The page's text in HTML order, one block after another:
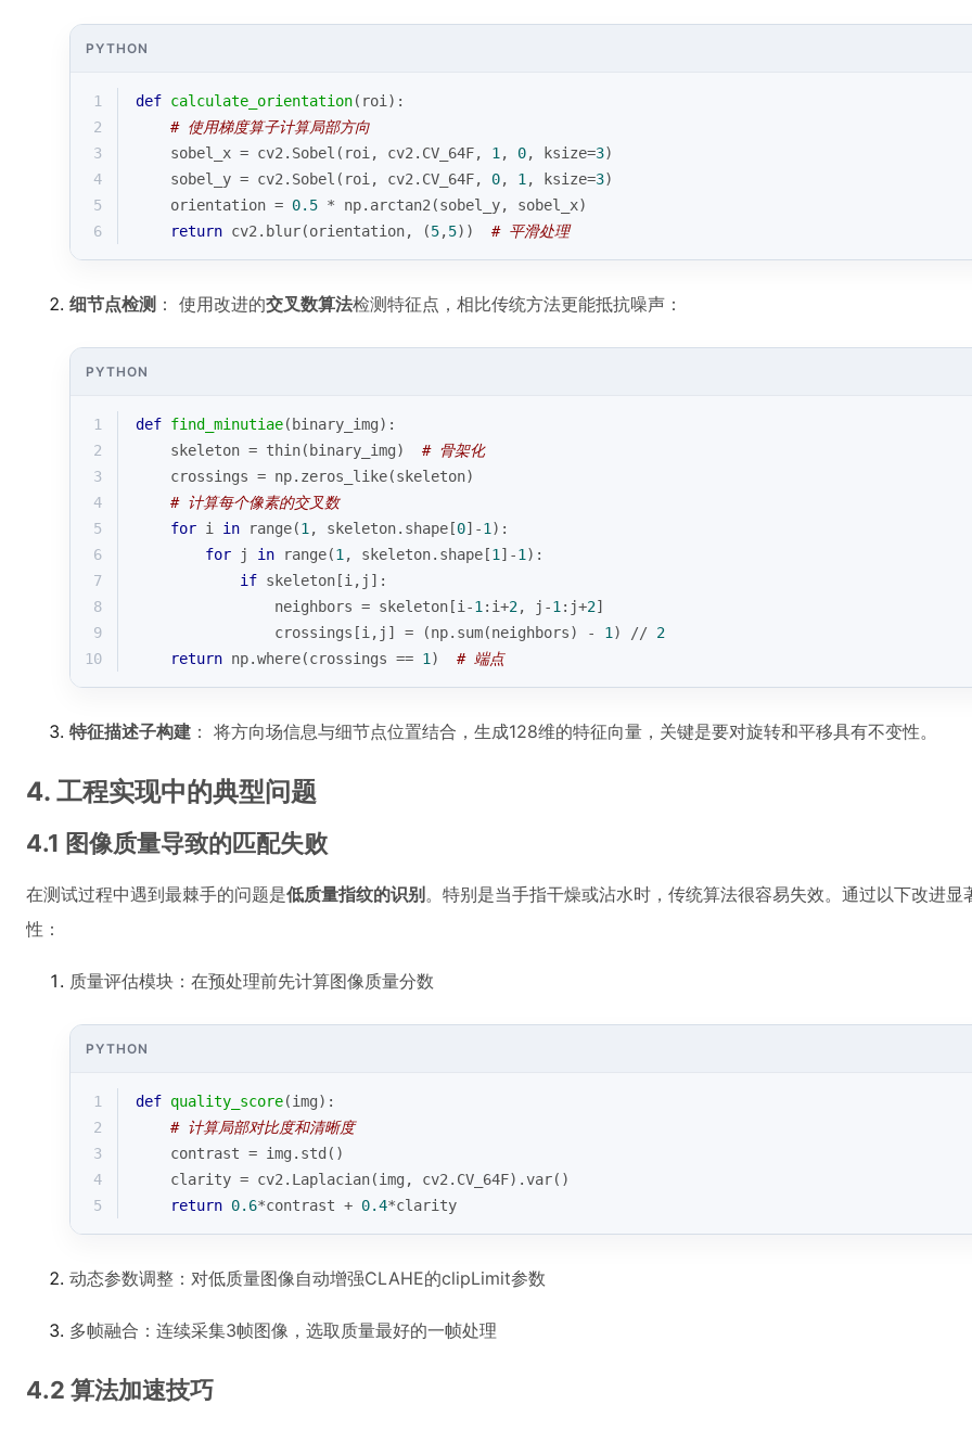
PYTHON
1 def calculate_orientation( roi ):
2
# 使用梯度算子计算局部方向
3
    sobel_x = cv2.Sobel(roi, cv2.CV_64F,
1 , 0, ksize=3)
4
    sobel_y = cv2.Sobel(roi, cv2.CV_64F,
0, 1 , ksize=3)
5
    orientation =
0.5 * np.arctan2(sobel_y, sobel_x)
6
return cv2.blur(orientation, (5,5)) # 平滑处理
细节点检测 ： 使用改进的交叉数算法检测特征点，相比传统方法更能抵抗噪声：
PYTHON
1 def find_minutiae( binary_img):
2
    skeleton = thin(binary_img)
# 骨架化
3
    crossings = np.zeros_like(skeleton)
4
# 计算每个像素的交叉数
5
for i in range(1 , skeleton.shape[0]-1 ):
6
for j in range(1 , skeleton.shape[1 ]-1 ):
7
if skeleton[i,j]:
8
                neighbors = skeleton[i-
1 :i+2, j-1 :j+2]
9
                crossings[i,j] = (np.
sum(neighbors) - 1 ) // 2
10
return np.where(crossings == 1 ) # 端点
特征描述子构建 ： 将方向场信息与细节点位置结合，生成128维的特征向量，关键是要对旋转和平移具有不变性。
4. 工程实现中的典型问题
4.1 图像质量导致的匹配失败
在测试过程中遇到最棘手的问题是低质量指纹的识别 。特别是当手指干燥或沾水时，传统算法很容易失效。通过以下改进显
性：
质量评估模块：在预处理前先计算图像质量分数
PYTHON
1 def quality_score(img):
2
# 计算局部对比度和清晰度
3
    contrast = img.std()
4
    clarity = cv2.Laplacian(img, cv2.CV_64F).var()
5
return 0.6*contrast + 0.4*clarity
动态参数调整：对低质量图像自动增强CLAHE的clipLimit参数
多帧融合：连续采集3帧图像，选取质量最好的一帧处理
4.2 算法加速技巧